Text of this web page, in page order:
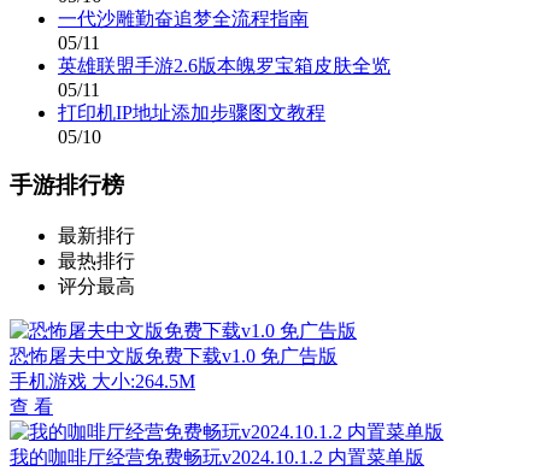
一代沙雕勤奋追梦全流程指南
05/11
英雄联盟手游2.6版本魄罗宝箱皮肤全览
05/11
打印机IP地址添加步骤图文教程
05/10
手游排行榜
最新排行
最热排行
评分最高
恐怖屠夫中文版免费下载v1.0 免广告版
手机游戏 大小:264.5M
查 看
我的咖啡厅经营免费畅玩v2024.10.1.2 内置菜单版